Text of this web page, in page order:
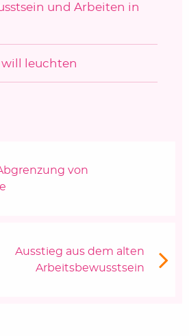
und Arbeiten in
will leuchten
von
Nächster Beitrag
Ausstieg aus dem alten
Arbeitsbewusstsein